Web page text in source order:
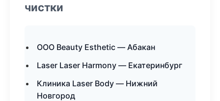
чистки
ООО Beauty Esthetic — Абакан
Laser Laser Harmony — Екатеринбург
Клиника Laser Body — Нижний
Новгород